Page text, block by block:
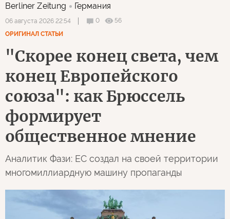
Berliner Zeitung Германия
06 августа 2026 22:54 0
56
ОРИГИНАЛ СТАТЬИ
"Скорее конец света, чем
конец Европейского
союза": как Брюссель
формирует
общественное мнение
Аналитик Фази: ЕС создал на своей территории
многомиллиардную машину пропаганды